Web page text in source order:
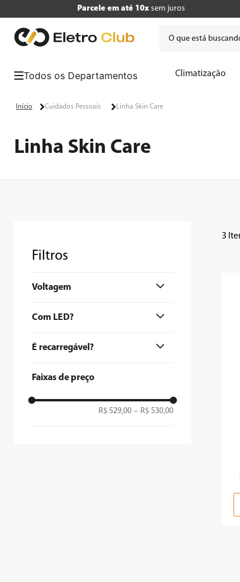
Parcele em até 10xsem juros
Climatização
Cuidados Pessoais Linha Skin Care
Linha Skin Care
Filtros
Voltagem
Com LED?
É recarregável?
Faixas de preço
R$ 529,00 – R$ 530,00
3